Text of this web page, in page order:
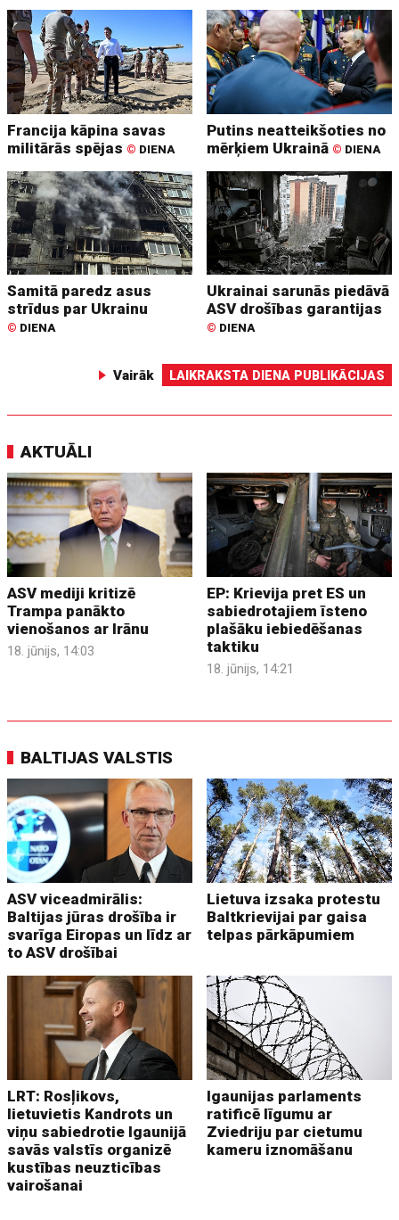
Francija kāpina savas
militārās spējas © DIENA
Putins neatteikšoties no
mērķiem Ukrainā © DIENA
Samitā paredz asus
strīdus par Ukrainu
© DIENA
Ukrainai sarunās piedāvā
ASV drošības garantijas
© DIENA
Vairāk LAIKRAKSTA DIENA PUBLIKĀCIJAS
AKTUĀLI
ASV mediji kritizē
Trampa panākto
vienošanos ar Irānu
18. jūnijs, 14:03
EP: Krievija pret ES un
sabiedrotajiem īsteno
plašāku iebiedēšanas
taktiku
18. jūnijs, 14:21
BALTIJAS VALSTIS
ASV viceadmirālis:
Baltijas jūras drošība ir
svarīga Eiropas un līdz ar
to ASV drošībai
Lietuva izsaka protestu
Baltkrievijai par gaisa
telpas pārkāpumiem
LRT: Rosļikovs,
lietuvietis Kandrots un
viņu sabiedrotie Igaunijā
savās valstīs organizē
kustības neuzticības
vairošanai
Igaunijas parlaments
ratificē līgumu ar
Zviedriju par cietumu
kameru iznomāšanu